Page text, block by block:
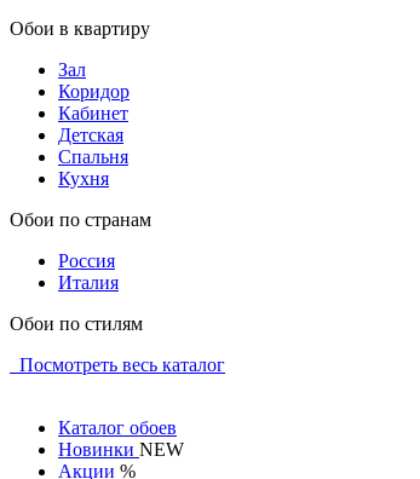
Обои в квартиру
Зал
Коридор
Кабинет
Детская
Спальня
Кухня
Обои по странам
Россия
Италия
Обои по стилям
Посмотреть весь каталог
Каталог обоев
Новинки NEW
Акции %